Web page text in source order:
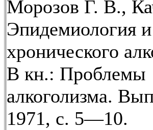
Морозов Г. В.,
Эпидемиология
хронического
В кн.: Проблемы
алкоголизма.
1971, с. 5—10.